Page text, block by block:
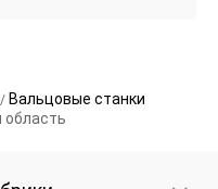
Вальцовые станки
область